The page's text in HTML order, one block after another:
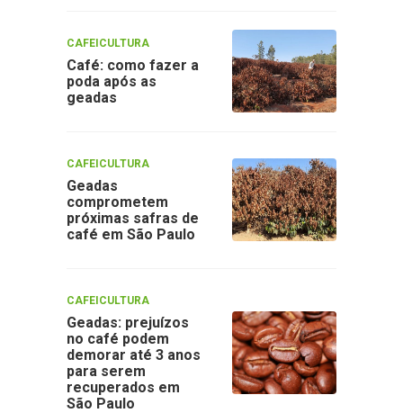
CAFEICULTURA
Café: como fazer a
poda após as
geadas
CAFEICULTURA
Geadas
comprometem
próximas safras de
café em São Paulo
CAFEICULTURA
Geadas: prejuízos
no café podem
demorar até 3 anos
para serem
recuperados em
São Paulo